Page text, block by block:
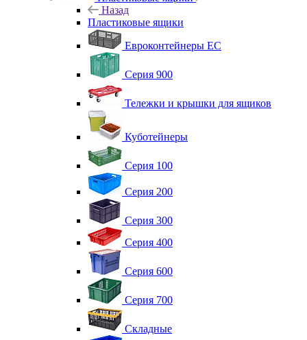
Назад
Пластиковые ящики
Евроконтейнеры ЕС
Серия 900
Тележки и крышки для ящиков
Куботейнеры
Серия 100
Серия 200
Серия 300
Серия 400
Серия 600
Серия 700
Складные